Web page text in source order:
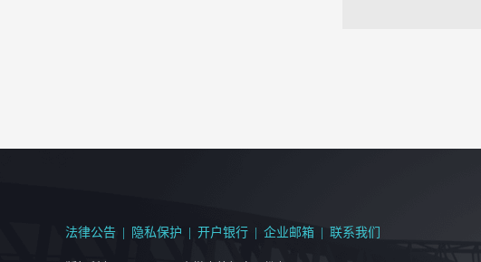
法律公告 隐私保护 开户银行 企业邮箱 联系我们